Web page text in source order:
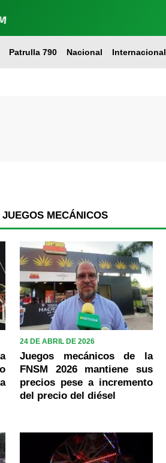
Patrulla 790 Nacional Internacional
MECÁNICOS
24 DE ABRIL DE 2026
Juegos mecánicos de la
FNSM 2026 mantiene sus
precios pese a incremento
del precio del diésel